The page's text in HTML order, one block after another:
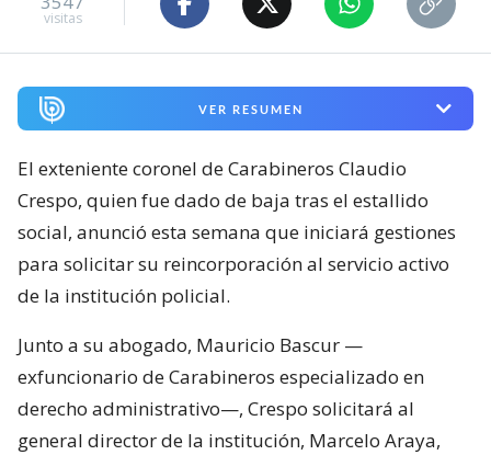
visitas
VER RESUMEN
El exteniente coronel de Carabineros Claudio
Crespo, quien fue dado de baja tras el estallido
social, anunció esta semana que iniciará gestiones
para solicitar su reincorporación al servicio activo
de la institución policial.
Junto a su abogado, Mauricio Bascur —
exfuncionario de Carabineros especializado en
derecho administrativo—, Crespo solicitará al
general director de la institución, Marcelo Araya,